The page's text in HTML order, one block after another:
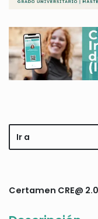
Ir a
Certamen CRE@